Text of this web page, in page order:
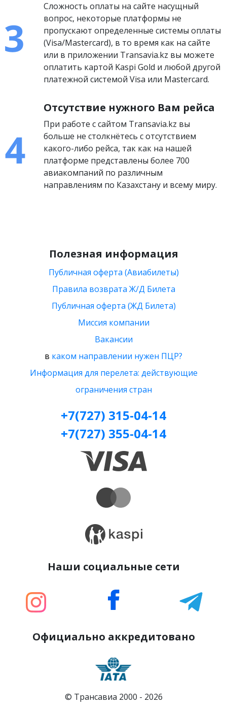
Сложность оплаты на сайте насущный
вопрос, некоторые платформы не
пропускают определенные системы оплаты
(Visa/Mastercard), в то время как на сайте
или в приложении Transavia.kz вы можете
оплатить картой Kaspi Gold и любой другой
платежной системой Visa или Mastercard.
Отсутствие нужного Вам рейса
При работе с сайтом Transavia.kz вы
больше не столкнётесь с отсутствием
какого-либо рейса, так как на нашей
платформе представлены более 700
авиакомпаний по различным
направлениям по Казахстану и всему миру.
Полезная информация
Публичная оферта (Авиабилеты)
Правила возврата Ж/Д Билета
Публичная оферта (ЖД Билета)
Миссия компании
Вакансии
в каком направлении нужен ПЦР?
Информация для перелета: действующие
ограничения стран
+7(727) 315-04-14
+7(727) 355-04-14
Наши социальные сети
Официально аккредитовано
© Трансавиа 2000 - 2026